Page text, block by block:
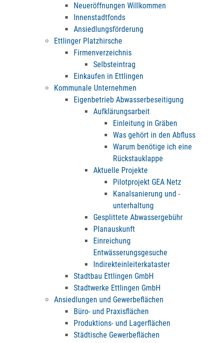
Neueröffnungen Willkommen
Innenstadtfonds
Ansiedlungsförderung
Ettlinger Platzhirsche
Firmenverzeichnis
Selbsteintrag
Einkaufen in Ettlingen
Kommunale Unternehmen
Eigenbetrieb Abwasserbeseitigung
Aufklärungsarbeit
Einleitung in Gräben
Was gehört in den Abfluss
Warum benötige ich eine
Rückstauklappe
Aktuelle Projekte
Pilotprojekt GEA Netz
Kanalsanierung und -
unterhaltung
Gesplittete Abwassergebühr
Planauskunft
Einreichung
Entwässerungsgesuche
Indirekteinleiterkataster
Stadtbau Ettlingen GmbH
Stadtwerke Ettlingen GmbH
Ansiedlungen und Gewerbeflächen
Büro- und Praxisflächen
Produktions- und Lagerflächen
Städtische Gewerbeflächen